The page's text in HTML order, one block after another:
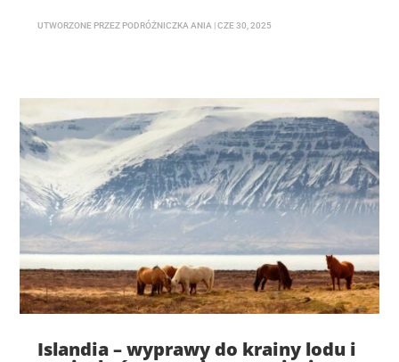
UTWORZONE PRZEZ PODRÓŻNICZKA ANIA |CZE 30, 2025
Islandia – wyprawy do krainy lodu i